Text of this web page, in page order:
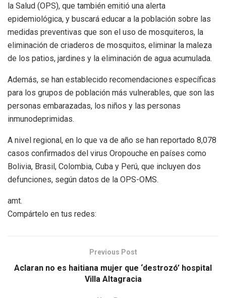
la Salud (OPS), que también emitió una alerta
epidemiológica, y buscará educar a la población sobre las
medidas preventivas que son el uso de mosquiteros, la
eliminación de criaderos de mosquitos, eliminar la maleza
de los patios, jardines y la eliminación de agua acumulada.
Además, se han establecido recomendaciones específicas
para los grupos de población más vulnerables, que son las
personas embarazadas, los niños y las personas
inmunodeprimidas.
A nivel regional, en lo que va de año se han reportado 8,078
casos confirmados del virus Oropouche en países como
Bolivia, Brasil, Colombia, Cuba y Perú, que incluyen dos
defunciones, según datos de la OPS-OMS.
amt.
Compártelo en tus redes:
Previous Post
Aclaran no es haitiana mujer que ‘destrozó’ hospital
Villa Altagracia